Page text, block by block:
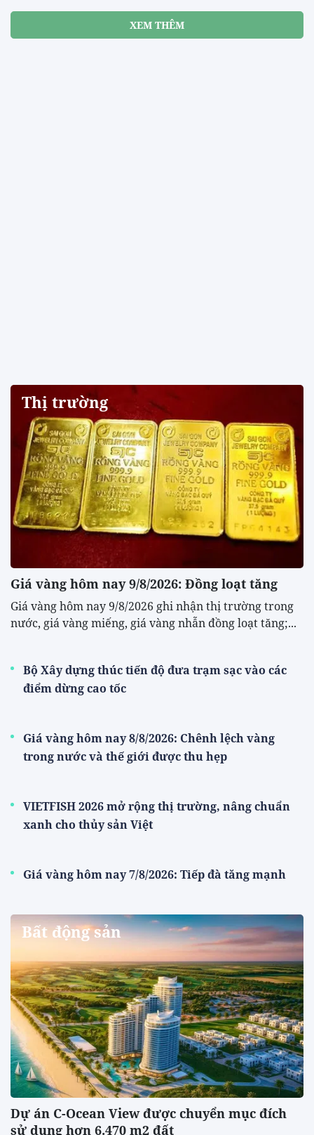
XEM THÊM
Thị trường
Giá vàng hôm nay 9/8/2026: Đồng loạt tăng
Giá vàng hôm nay 9/8/2026 ghi nhận thị trường trong
nước, giá vàng miếng, giá vàng nhẫn đồng loạt tăng;...
Bộ Xây dựng thúc tiến độ đưa trạm sạc vào các
điểm dừng cao tốc
Giá vàng hôm nay 8/8/2026: Chênh lệch vàng
trong nước và thế giới được thu hẹp
VIETFISH 2026 mở rộng thị trường, nâng chuẩn
xanh cho thủy sản Việt
Giá vàng hôm nay 7/8/2026: Tiếp đà tăng mạnh
Bất động sản
Dự án C-Ocean View được chuyển mục đích
sử dụng hơn 6.470 m2 đất